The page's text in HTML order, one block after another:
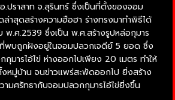
ปราสาท จ.สุรินทร์ ซึ่งเป็นที่ตั้งของจอม
าสุดสร้างความฮือฮา ร่างทรงมาทำพิธีได้
พ.ศ.2539 ซึ่งเป็น พ.ศ.สร้างรูปหล่อกุมาร
พบถูกฝังอยู่ในจอมปลวกเจดีย์ 5 ยอด ซึ่ง
มารไอ้ไข่ ห่างออกไปเพียง 20 เมตร ทำให้
หมู่บ้าน จนข่าวแพร่สะพัดออกไป ยิ่งสร้าง
ามศรัทธากับจอมปลวกกุมารไอ้ไข่ยิ่งขึ้น